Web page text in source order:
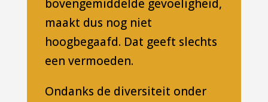
bovengemiddelde gevoeligheid,
maakt dus nog niet
hoogbegaafd. Dat geeft slechts
een vermoeden.
Ondanks de diversiteit onder